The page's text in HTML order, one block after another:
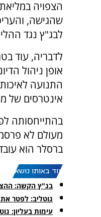
הצפויה
שהגישה,
לבג"ץ נגד
לדבריה, עוד
אופן ניהול
התנועה
אינטרסים של
בהתייחסותה
מעולם לא
ברסלר הוא
עוד באותו נושא:
בג"ץ הקשה:
גוטליב: לפטר
עימות בעליון: